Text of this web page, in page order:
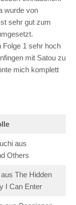
wurde von
sehr gut zum
Folge 1 sehr hoch
mit Satou zu
mich komplett
aus
Others
The Hidden
I Can Enter